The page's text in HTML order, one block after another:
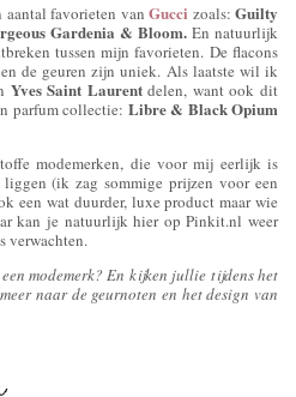
favorieten van Gucci zoals: Guilty
Gardenia & Bloom. En natuurlijk
tussen mijn favorieten. De flacons
de geuren zijn uniek. Als laatste wil ik
Yves Saint Laurentdelen, want ook dit
parfum collectie: Libre & Black Opium
modemerken, die voor mij eerlijk is
(ik zag sommige prijzen voor een
een wat duurder, luxe product maar wie
kan je natuurlijk hier op Pinkit.nl weer
verwachten.
modemerk? En kijken jullie tijdens het
naar de geurnoten en het design van